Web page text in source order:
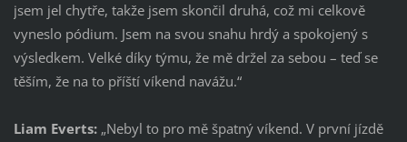
jsem jel chytře, takže jsem skončil druhá, což mi celkově
vyneslo pódium. Jsem na svou snahu hrdý a spokojený s
výsledkem. Velké díky týmu, že mě držel za sebou – teď se
těším, že na to příští víkend navážu.“
Liam Everts: „Nebyl to pro mě špatný víkend. V první jízdě